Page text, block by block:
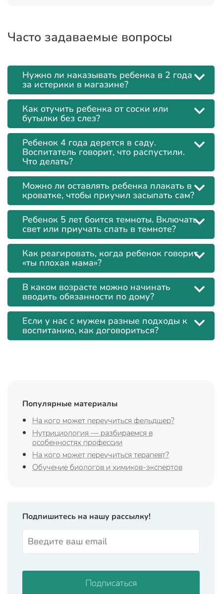
Часто задаваемые вопросы
Нужно ли наказывать ребенка в 2 года
за истерики в магазине?
Как отучить ребенка от соски или
бутылки без слез?
Ребенок 4 года дерется в саду.
Воспитатель говорит, что распустили.
Что делать?
Можно ли оставлять ребенка плакать в
кроватке, чтобы приучил засыпать сам?
Ребенок 5 лет боится темноты. Включать
свет или приучать спать в темноте?
Как реагировать, когда ребенок говорит
«ты плохая мама»?
В каком возрасте можно начинать
вводить обязанности по дому?
Если у нас с мужем разные подходы к
воспитанию, как договориться?
Популярные материалы
На кого может переучиться фельдшер?
Нутрициология — разбираемся в
особенностях профессии
На кого может переучиться терапевт?
Обучение биологов и химиков-экспертов
Подпишитесь на нашу рассылку!
Подписаться